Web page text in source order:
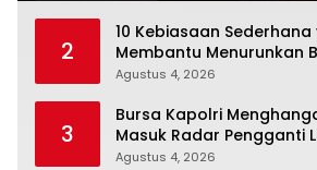
2
10 Kebiasaan Sederhana
Membantu Menurunkan
Secara Konsisten
Agustus 4, 2026
3
Bursa Kapolri
Masuk Radar Pengganti
Agustus 4, 2026